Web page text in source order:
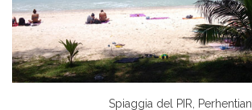
Spiaggia del PIR, Perhentian